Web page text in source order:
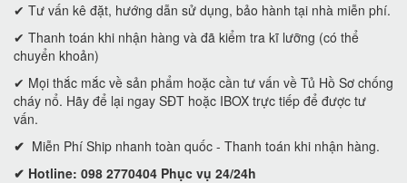
✔ Tư vấn kê đặt, hướng dẫn sử dụng, bảo hành tại nhà miễn phí.
✔ Thanh toán khi nhận hàng và đã kiểm tra kĩ lưỡng (có thể
chuyển khoản)
✔ Mọi thắc mắc về sản phẩm hoặc cần tư vấn về Tủ Hồ Sơ chống
cháy nổ. Hãy để lại ngay SĐT hoặc IBOX trực tiếp để được tư
vấn.
✔ Miễn Phí Ship nhanh toàn quốc - Thanh toán khi nhận hàng.
✔ Hotline: 098 2770404 Phục vụ 24/24h